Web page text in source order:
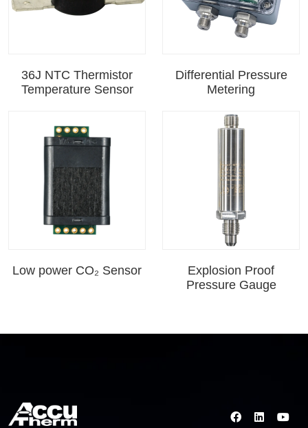
36J NTC Thermistor
Temperature Sensor
Differential Pressure
Metering
Low power CO₂ Sensor
Explosion Proof
Pressure Gauge